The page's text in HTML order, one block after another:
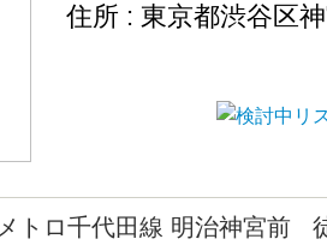
住所 : 東京都渋谷区
トロ千代田線 明治神宮前